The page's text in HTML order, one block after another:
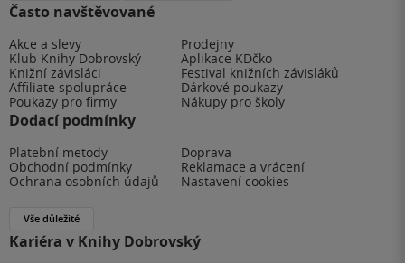
Často navštěvované
Akce a slevy
Prodejny
Klub Knihy Dobrovský
Aplikace KDčko
Knižní závisláci
Festival knižních závisláků
Affiliate spolupráce
Dárkové poukazy
Poukazy pro firmy
Nákupy pro školy
Dodací podmínky
Platební metody
Doprava
Obchodní podmínky
Reklamace a vrácení
Ochrana osobních údajů
Nastavení cookies
Vše důležité
Kariéra v Knihy Dobrovský